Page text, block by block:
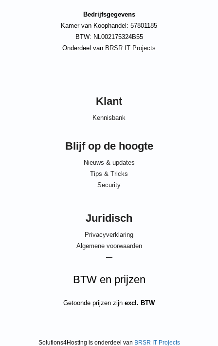
Bedrijfsgegevens
Kamer van Koophandel: 57801185
BTW: NL002175324B55
Onderdeel van BRSR IT Projects
Klant
Kennisbank
Blijf op de hoogte
Nieuws & updates
Tips & Tricks
Security
Juridisch
Privacyverklaring
Algemene voorwaarden
—
BTW en prijzen
Getoonde prijzen zijn excl. BTW
Solutions4Hosting is onderdeel van BRSR IT Projects